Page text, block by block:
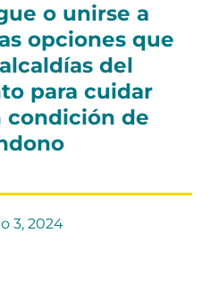
o unirse a
opciones que
del
para cuidar
condición de
3, 2024